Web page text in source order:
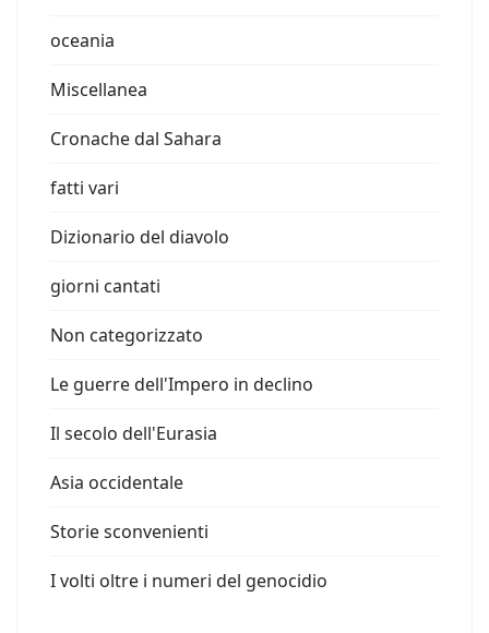
oceania
Miscellanea
Cronache dal Sahara
fatti vari
Dizionario del diavolo
giorni cantati
Non categorizzato
Le guerre dell'Impero in declino
Il secolo dell'Eurasia
Asia occidentale
Storie sconvenienti
I volti oltre i numeri del genocidio